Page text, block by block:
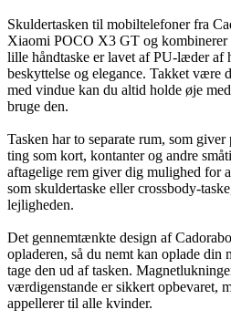
Skuldertasken til mobiltelefoner fra
Xiaomi POCO X3 GT og
lille håndtaske er lavet af PU-læder af
beskyttelse og elegance. Takket være
med vindue kan du altid holde øje
bruge den.
Tasken har to separate rum, som
ting som kort, kontanter og andre
aftagelige rem giver dig mulighed for
som skuldertaske eller crossbody-
lejligheden.
Det gennemtænkte design af
opladeren, så du nemt kan oplade din
tage den ud af tasken.
værdigenstande er sikkert opbevaret,
appellerer til alle kvinder.